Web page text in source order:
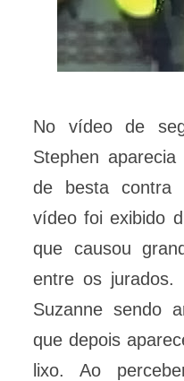
No vídeo de
Stephen
de besta contra
vídeo foi exibido
que causou
entre os
Suzanne sendo
que depois
lixo. Ao